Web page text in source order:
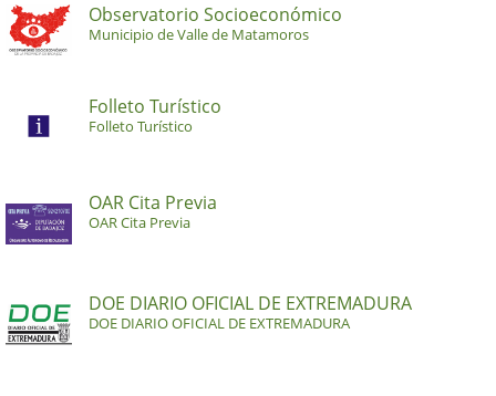
Observatorio Socioeconómico
Municipio de Valle de Matamoros
Folleto Turístico
Folleto Turístico
OAR Cita Previa
OAR Cita Previa
DOE DIARIO OFICIAL DE EXTREMADURA
DOE DIARIO OFICIAL DE EXTREMADURA